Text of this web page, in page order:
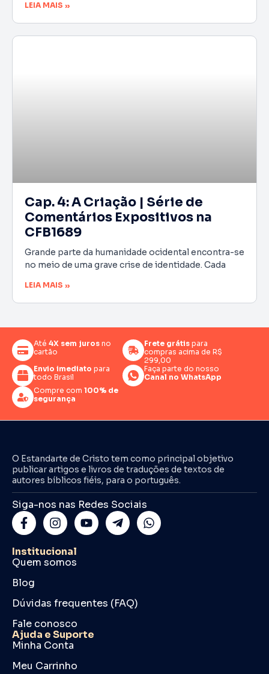
LEIA MAIS »
Cap. 4: A Criação | Série de
Comentários Expositivos na
CFB1689
Grande parte da humanidade ocidental encontra-se
no meio de uma grave crise de identidade. Cada
LEIA MAIS »
Até 4X sem juros no
cartão
Frete grátispara
compras acima de R$
299,00
Envio imediato para
todo Brasil
Faça parte do nosso
Canal no WhatsApp
Compre com 100% de
segurança
O Estandarte de Cristo tem como principal objetivo
publicar artigos e livros de traduções de textos de
autores bíblicos fiéis, para o português.
Siga-nos nas Redes Sociais
Institucional
Quem somos
Blog
Dúvidas frequentes (FAQ)
Fale conosco
Ajuda e Suporte
Minha Conta
Meu Carrinho